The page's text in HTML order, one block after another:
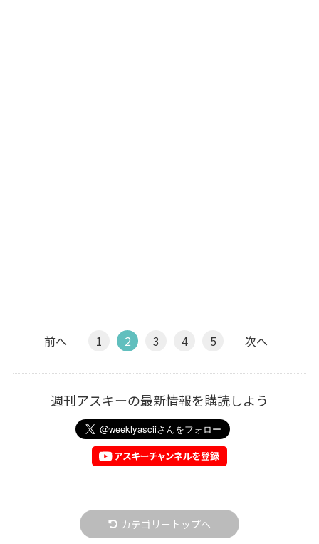
前へ 1 2 3 4 5 次へ
週刊アスキーの最新情報を購読しよう
カテゴリートップへ